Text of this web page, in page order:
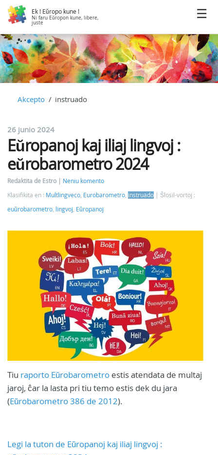
Ek ! Eŭropo kune !
Ni faru Eŭropon kune, libere,
juste
Akcepto instruado
26 junio 2024
Eŭropanoj kaj iliaj lingvoj :
eŭrobarometro 2024
Redaktita de Estro
Neniu komento
Klasifikita en : Multlingveco Eurobarometro instruado
Ŝlosil-vortoj :
euŭrobarometro lingvoj Eŭropanoj
Tiu raporto Eŭrobarometro estis atendata de multaj
jaroj, ĉar la lasta pri tiu temo estis dek du jara
(Eŭrobarometro 386 de 2012).
Legi la tuton de Eŭropanoj kaj iliaj lingvoj :